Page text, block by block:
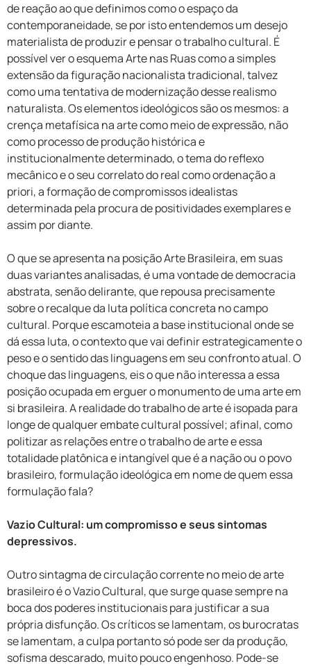
de reação ao que definimos como o espaço da
contemporaneidade, se por isto entendemos um desejo
materialista de produzir e pensar o trabalho cultural. É
possível ver o esquema Arte nas Ruas como a simples
extensão da figuração nacionalista tradicional, talvez
como uma tentativa de modernização desse realismo
naturalista. Os elementos ideológicos são os mesmos: a
crença metafísica na arte como meio de expressão, não
como processo de produção histórica e
institucionalmente determinado, o tema do reflexo
mecânico e o seu correlato do real como ordenação a
priori, a formação de compromissos idealistas
determinada pela procura de positividades exemplares e
assim por diante.
O que se apresenta na posição Arte Brasileira, em suas
duas variantes analisadas, é uma vontade de democracia
abstrata, senão delirante, que repousa precisamente
sobre o recalque da luta política concreta no campo
cultural. Porque escamoteia a base institucional onde se
dá essa luta, o contexto que vai definir estrategicamente o
peso e o sentido das linguagens em seu confronto atual. O
choque das linguagens, eis o que não interessa a essa
posição ocupada em erguer o monumento de uma arte em
si brasileira. A realidade do trabalho de arte é isopada para
longe de qualquer embate cultural possível; afinal, como
politizar as relações entre o trabalho de arte e essa
totalidade platônica e intangível que é a nação ou o povo
brasileiro, formulação ideológica em nome de quem essa
formulação fala?
Vazio Cultural: um compromisso e seus sintomas
depressivos.
Outro sintagma de circulação corrente no meio de arte
brasileiro é o Vazio Cultural, que surge quase sempre na
boca dos poderes institucionais para justificar a sua
própria disfunção. Os críticos se lamentam, os burocratas
se lamentam, a culpa portanto só pode ser da produção,
sofisma descarado, muito pouco engenhoso. Pode-se